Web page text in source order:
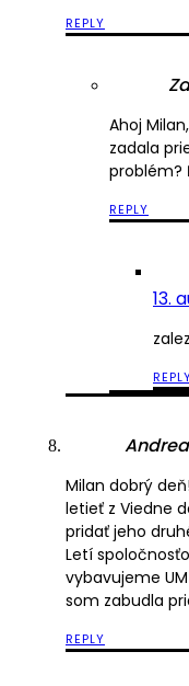
REPLY
Ahoj
zadala
problém?
REPLY
13.
Andrea
Milan dobrý
letieť z Viedne
pridať jeho
Letí
vybavujeme
som zabudla
REPLY